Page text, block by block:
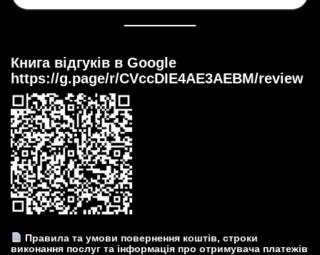
Книга відгуків в Google
https://g.page/r/CVccDIE4AE3AEBM/review
Правила та умови повернення коштів, строки
виконання послуг та інформація про отримувача платежів